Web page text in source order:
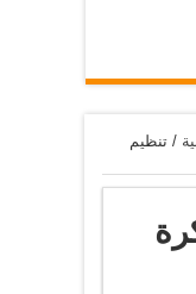
/تنظيم